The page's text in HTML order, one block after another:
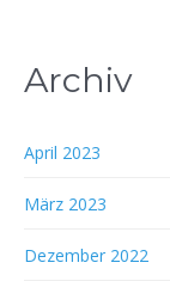
Archiv
April 2023
März 2023
Dezember 2022